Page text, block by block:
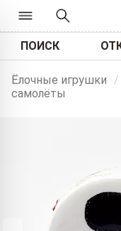
ПОИСК
Ёлочные игрушки /
самолёты